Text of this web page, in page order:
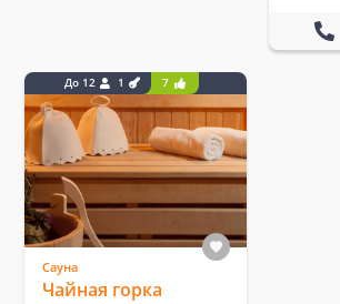
До 12 1 7
Сауна
Чайная горка